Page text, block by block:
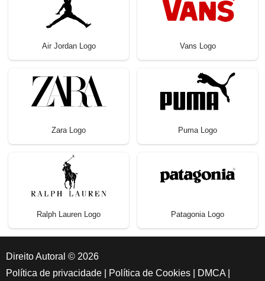
Air Jordan Logo Vans Logo
Zara Logo Puma Logo
Ralph Lauren Logo Patagonia Logo
Direito Autoral © 2026
Política de privacidade
Política de Cookies DMCA